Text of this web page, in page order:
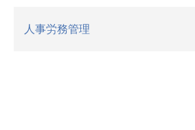
人事労務管理